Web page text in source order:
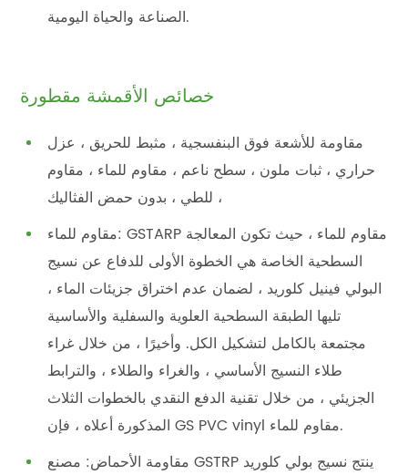
الصناعة والحياة اليومية.
خصائص الأقمشة مقطورة
مقاومة للأشعة فوق البنفسجية ، مثبط للحريق ، عزل
حراري ، ثبات ملون ، سطح ناعم ، مقاوم للماء ، مقاوم
للطي ، بدون حمض الفثاليك ،
مقاوم للماء: GSTARP مقاوم للماء ، حيث تكون المعالجة
السطحية الخاصة هي الخطوة الأولى للدفاع عن نسيج
البولي فينيل كلوريد ، لضمان عدم اختراق جزيئات الماء ،
تليها الطبقة السطحية العلوية والسفلية والأساسية
مجتمعة بالكامل لتشكيل الكل. وأخيرًا ، من خلال غراء
طلاء النسيج الأساسي ، والغراء والطلاء ، والترابط
الجزيئي ، من خلال تقنية الدفع النقدي بالخطوات الثلاث
المذكورة أعلاه ، فإن GS PVC vinyl مقاوم للماء.
مقاومة الأحماض: مصنع GSTRP ينتج نسيج بولي كلوريد